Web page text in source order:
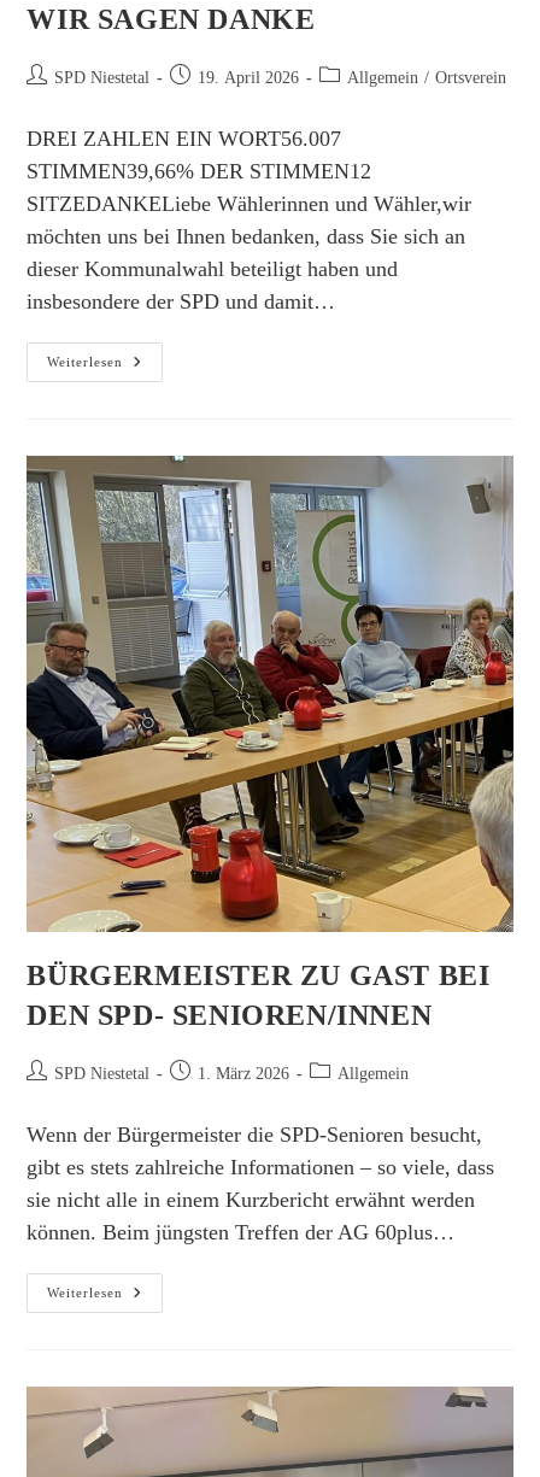
WIR SAGEN DANKE
Beitrags-SPD Niestetal
Beitrag19. April 2026
Beitrags-
Allgemein / Ortsverein
DREI ZAHLEN EIN WORT56.007
STIMMEN39,66% DER STIMMEN12
SITZEDANKELiebe Wählerinnen und Wähler,wir
möchten uns bei Ihnen bedanken, dass Sie sich an
dieser Kommunalwahl beteiligt haben und
insbesondere der SPD und damit…
Weiterlesen
Wir
Sagen
BÜRGERMEISTER ZU GAST BEI
DEN SPD- SENIOREN/INNEN
Beitrags-SPD Niestetal
Beitrag1. März 2026
Beitrags-Allgemein
Wenn der Bürgermeister die SPD-Senioren besucht,
gibt es stets zahlreiche Informationen – so viele, dass
sie nicht alle in einem Kurzbericht erwähnt werden
können. Beim jüngsten Treffen der AG 60plus…
Weiterlesen
Bürgermeister
Zu
Senioren/innen